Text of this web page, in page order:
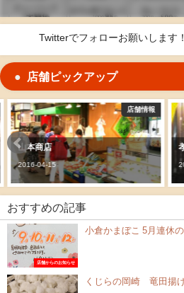
Twitterでフォローお願いします！
店舗ピックアップ
店舗情報
山本商店
2016-04-15
おすすめの記事
店舗からのお知らせ
小倉かまぼこ 5月連休
くじらの岡崎 竜田揚